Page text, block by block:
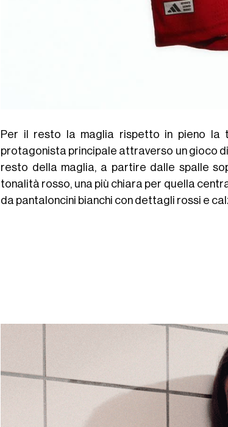
Per il resto la maglia rispetto in pieno la
protagonista principale attraverso un gioco
resto della maglia, a partire dalle spalle
tonalità rosso, una più chiara per quella
da pantaloncini bianchi con dettagli rossi e